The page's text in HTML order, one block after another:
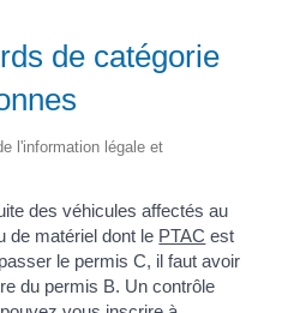
de catégorie
l'information légale et
des véhicules affectés au
de matériel dont le PTAC est
le permis C, il faut avoir
du permis B. Un contrôle